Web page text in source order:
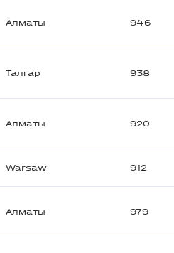
Алматы 946
Талгар 938
Алматы 920
Warsaw 912
Алматы 979